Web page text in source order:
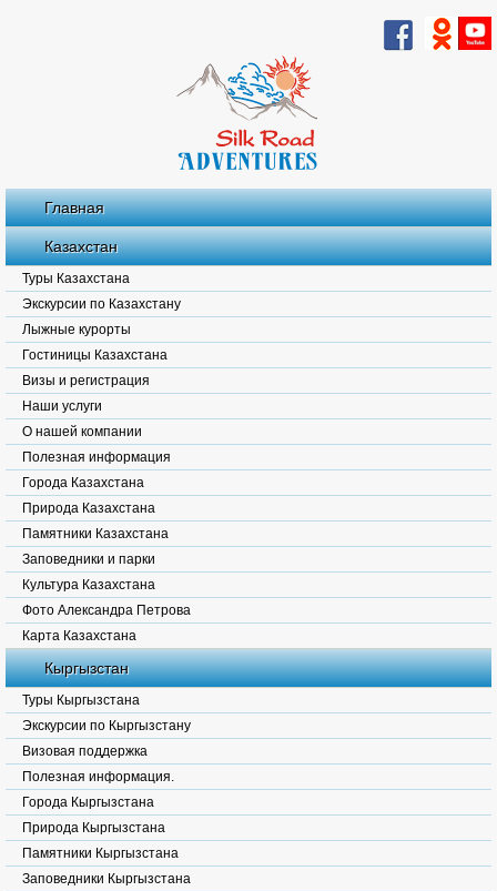
Главная
Казахстан
Туры Казахстана
Экскурсии по Казахстану
Лыжные курорты
Гостиницы Казахстана
Визы и регистрация
Наши услуги
О нашей компании
Полезная информация
Города Казахстана
Природа Казахстана
Памятники Казахстана
Заповедники и парки
Культура Казахстана
Фото Александра Петрова
Карта Казахстана
Кыргызстан
Туры Кыргызстана
Экскурсии по Кыргызстану
Визовая поддержка
Полезная информация.
Города Кыргызстана
Природа Кыргызстана
Памятники Кыргызстана
Заповедники Кыргызстана